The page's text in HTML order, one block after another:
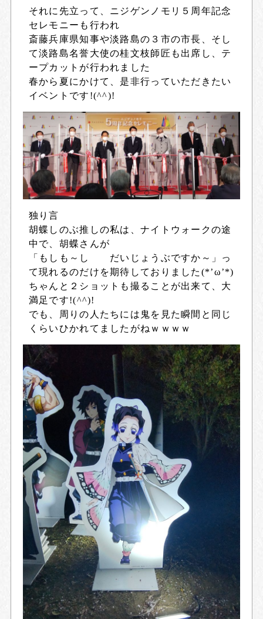
それに先立って、ニジゲンノモリ５周年記念
セレモニーも行われ
斎藤兵庫県知事や淡路島の３市の市長、そし
て淡路島名誉大使の桂文枝師匠も出席し、テ
ープカットが行われました
春から夏にかけて、是非行っていただきたい
イベントです!(^^)!
独り言
胡蝶しのぶ推しの私は、ナイトウォークの途
中で、胡蝶さんが
「もしも～し だいじょうぶですか～」っ
て現れるのだけを期待しておりました(*’ω’*)
ちゃんと２ショットも撮ることが出来て、大
満足です!(^^)!
でも、周りの人たちには鬼を見た瞬間と同じ
くらいひかれてましたがねｗｗｗｗ